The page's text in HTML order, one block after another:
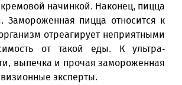
начинкой. Наконец, пицца
Замороженная пицца относится к
отреагирует неприятными
от такой еды. К ультра-
выпечка и прочая замороженная
эксперты.